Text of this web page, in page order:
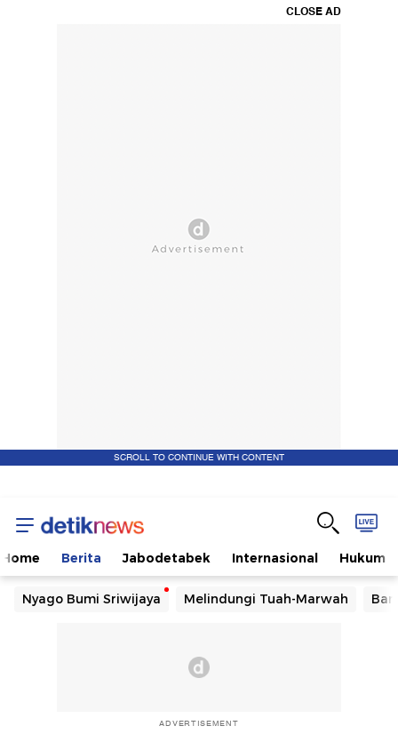
CLOSE AD
SCROLL TO CONTINUE WITH CONTENT
Home Berita Jabodetabek Internasional Hukum
Nyago Bumi Sriwijaya Melindungi Tuah-Marwah
ADVERTISEMENT